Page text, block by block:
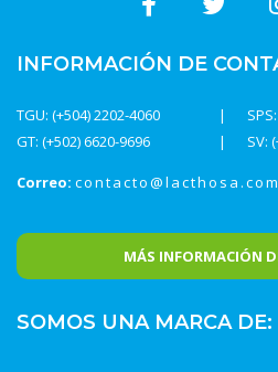
INFORMACIÓN DE
TGU: (+504) 2202-4060
SV:
GT: (+502) 6620-9696
Correo: contacto@lacthosa.com
MÁS INFORMACIÓN
SOMOS UNA MARCA DE: